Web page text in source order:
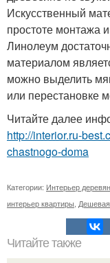
Искусственный
простоте монтажа
Линолеум
материалом
можно выделить
или перестановке
Читайте далее
http://interior.ru-
chastnogo-doma
Категории: Интерьер
интерьер квартиры
Читайте также